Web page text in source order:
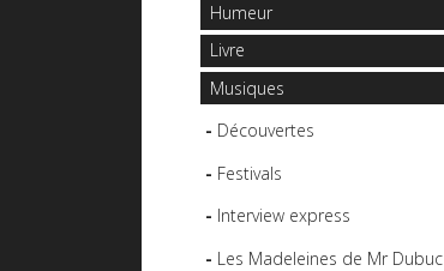
Humeur
Livre
Musiques
Découvertes
Festivals
Interview express
Les Madeleines de Mr Dubuc